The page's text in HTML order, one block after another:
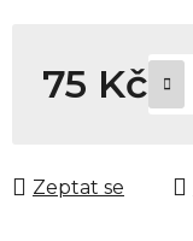
75 Kč
Zeptat se